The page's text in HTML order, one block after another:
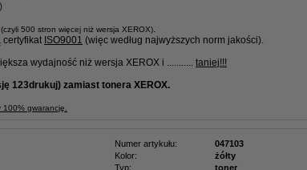
(czyli 500 stron więcej niż wersja XEROX).
certyfikat ISO9001 (więc według najwyższych norm jakości).
wydajność niż wersja XEROX i ........... taniej!!!
123drukuj) zamiast tonera XEROX.
gwarancję.
Numer artykułu:
047103
Kolor:
żółty
Typ:
toner